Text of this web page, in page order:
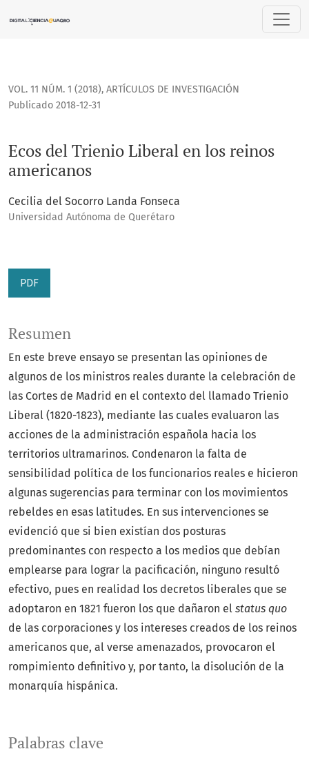
VOL. 11 NÚM. 1 (2018), ARTÍCULOS DE INVESTIGACIÓN
Ecos del Trienio Liberal en los reinos
americanos
Publicado 2018-12-31
Cecilia del Socorro Landa Fonseca
Universidad Autónoma de Querétaro
PDF
Palabras clave
Resumen
En este breve ensayo se presentan las opiniones de
algunos de los ministros reales durante la celebración de
las Cortes de Madrid en el contexto del llamado Trienio
Liberal (1820-1823), mediante las cuales evaluaron las
acciones de la administración española hacia los
territorios ultramarinos. Condenaron la falta de
sensibilidad política de los funcionarios reales e hicieron
algunas sugerencias para terminar con los movimientos
rebeldes en esas latitudes. En sus intervenciones se
evidenció que si bien existían dos posturas
predominantes con respecto a los medios que debían
emplearse para lograr la pacificación, ninguno resultó
efectivo, pues en realidad los decretos liberales que se
adoptaron en 1821 fueron los que dañaron el status quo
de las corporaciones y los intereses creados de los reinos
americanos que, al verse amenazados, provocaron el
rompimiento definitivo y, por tanto, la disolución de la
monarquía hispánica.